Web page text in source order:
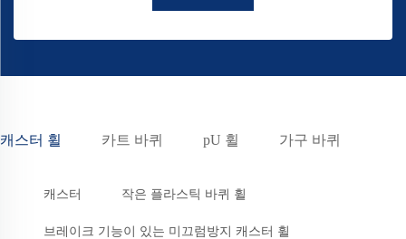
캐스터 휠 카트 바퀴 pU 휠 가구 바퀴
캐스터 작은 플라스틱 바퀴 휠
브레이크 기능이 있는 미끄럼방지 캐스터 휠